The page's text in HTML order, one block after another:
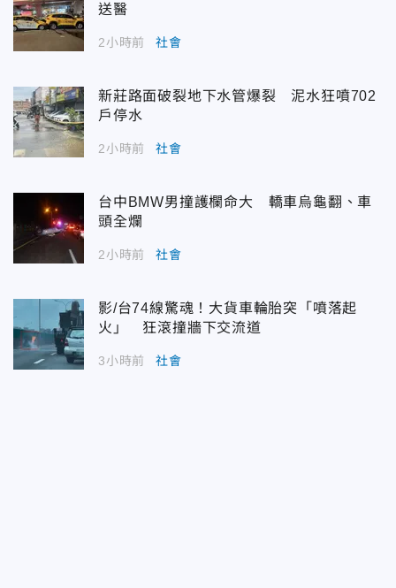
送醫
2小時前 社會
新莊路面破裂地下水管爆裂 泥水狂噴702
戶停水
2小時前 社會
台中BMW男撞護欄命大 轎車烏龜翻、車
頭全爛
2小時前 社會
影/台74線驚魂！大貨車輪胎突「噴落起
火」 狂滾撞牆下交流道
3小時前 社會